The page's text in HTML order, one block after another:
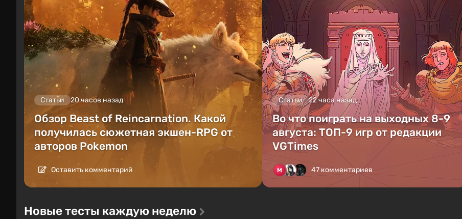
Статьи 20 часов назад
Обзор Beast of Reincarnation. Какой
получилась сюжетная экшен-RPG от
авторов Pokemon
Оставить комментарий
Статьи 22 часа назад
Во что поиграть на выходных 8-9
августа: ТОП-9 игр от редакции
VGTimes
47 комментариев
Новые тесты каждую неделю